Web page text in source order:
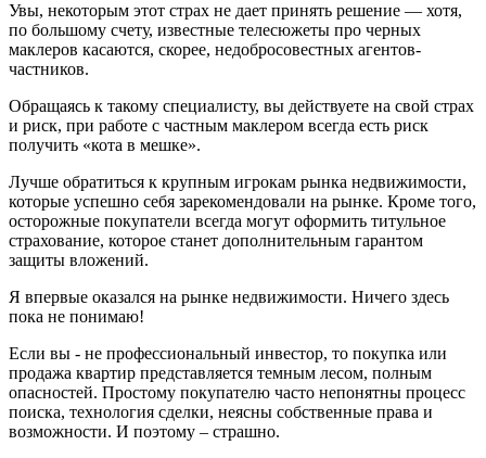
Увы, некоторым этот страх не дает принять решение — хотя,
по большому счету, известные телесюжеты про черных
маклеров касаются, скорее, недобросовестных агентов-
частников.
Обращаясь к такому специалисту, вы действуете на свой страх
и риск, при работе с частным маклером всегда есть риск
получить «кота в мешке».
Лучше обратиться к крупным игрокам рынка недвижимости,
которые успешно себя зарекомендовали на рынке. Кроме того,
осторожные покупатели всегда могут оформить титульное
страхование, которое станет дополнительным гарантом
защиты вложений.
Я впервые оказался на рынке недвижимости. Ничего здесь
пока не понимаю!
Если вы - не профессиональный инвестор, то покупка или
продажа квартир представляется темным лесом, полным
опасностей. Простому покупателю часто непонятны процесс
поиска, технология сделки, неясны собственные права и
возможности. И поэтому – страшно.